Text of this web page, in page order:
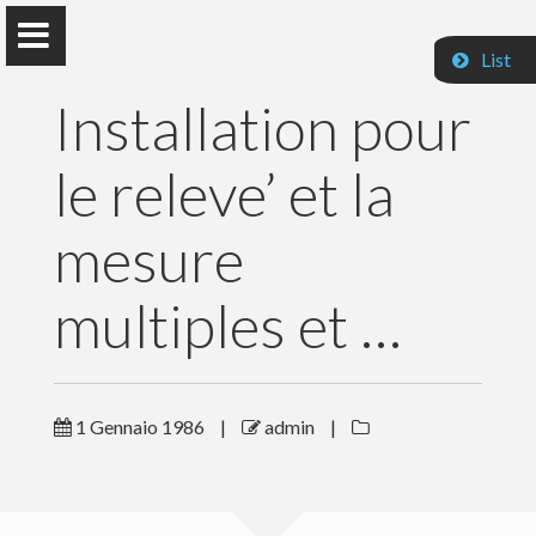
Paolo Prandini
Home
Insegnamenti
List
Installation pour
le releve’ et la
mesure
multiples et …
1 Gennaio 1986 | admin |